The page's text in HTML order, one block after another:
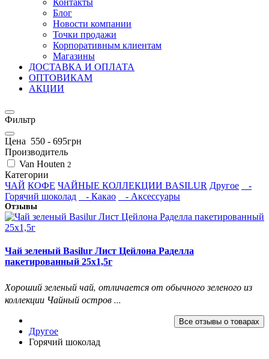
Контакты
Блог
Новости компании
Точки продажи
Корпоративным клиентам
Магазины
ДОСТАВКА И ОПЛАТА
ОПТОВИКАМ
АКЦИИ
Фильтр
Цена 550 - 695грн
Производитель
Van Houten 2
Категории
ЧАЙ КОФЕ ЧАЙНЫЕ КОЛЛЕКЦИИ BASILUR Другое
-
Горячий шоколад
- Какао - Аксессуары
Отзывы
Чай зеленый Basilur Лист Цейлона Раделла
пакетированный 25х1,5г
Хороший зеленый чай, отличается от обычного зеленого из
коллекции Чайный остров ...
Все отзывы о товарах
Другое
Горячий шоколад